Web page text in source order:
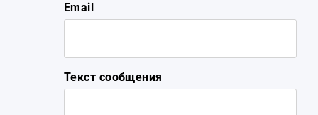
Email
Текст сообщения